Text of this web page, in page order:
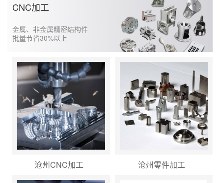
CNC加工
金属、非金属精密结构件
批量节省30%以上
沧州CNC加工 沧州零件加工